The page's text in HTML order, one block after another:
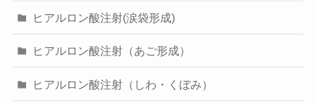
ヒアルロン酸注射(涙袋形成)
ヒアルロン酸注射（あご形成）
ヒアルロン酸注射（しわ・くぼみ）